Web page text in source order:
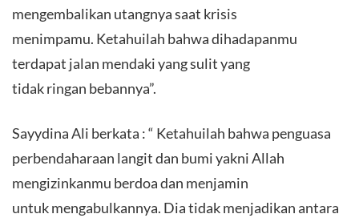
mengembalikan utangnya saat krisis
menimpamu. Ketahuilah bahwa dihadapanmu
terdapat jalan mendaki yang sulit yang
tidak ringan bebannya”.
Sayydina Ali berkata : “ Ketahuilah bahwa penguasa
perbendaharaan langit dan bumi yakni Allah
mengizinkanmu berdoa dan menjamin
untuk mengabulkannya. Dia tidak menjadikan antara